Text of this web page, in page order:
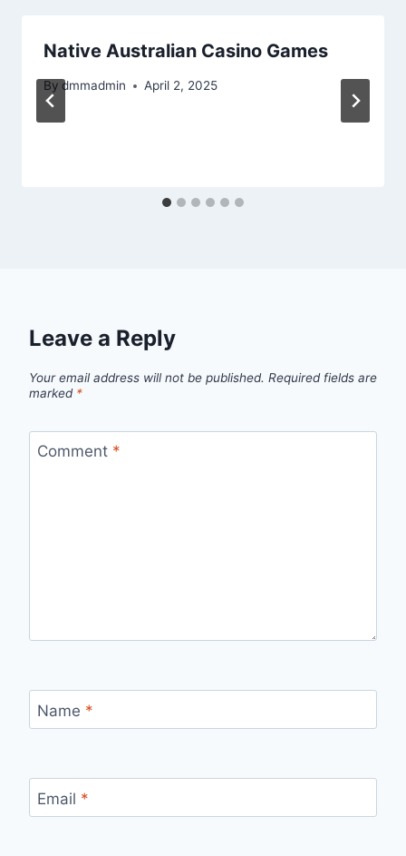
Native Australian Casino Games
By dmmadmin April 2, 2025
Leave a Reply
Your email address will not be published. Required fields are
marked *
Comment *
Name *
Email *